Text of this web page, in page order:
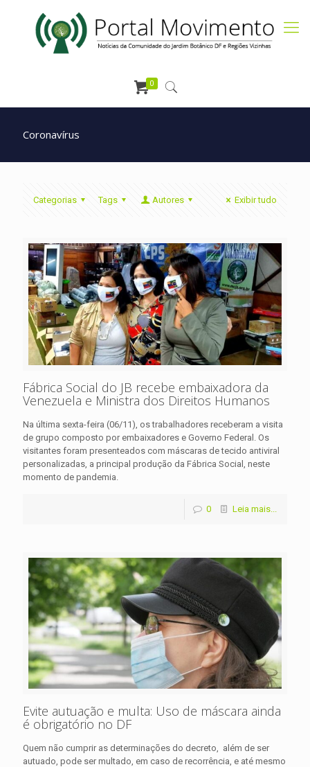
0
Coronavírus
Categorias Tags Autores Exibir tudo
Fábrica Social do JB recebe embaixadora da
Venezuela e Ministra dos Direitos Humanos
Na última sexta-feira (06/11), os trabalhadores receberam a visita
de grupo composto por embaixadores e Governo Federal. Os
visitantes foram presenteados com máscaras de tecido antiviral
personalizadas, a principal produção da Fábrica Social, neste
momento de pandemia.
0 Leia mais...
Evite autuação e multa: Uso de máscara ainda
é obrigatório no DF
Quem não cumprir as determinações do decreto, além de ser
autuado, pode ser multado, em caso de recorrência, e até mesmo